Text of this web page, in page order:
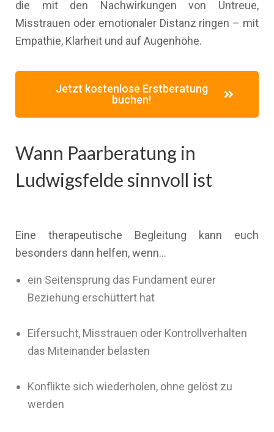
die mit den Nachwirkungen von Untreue,
Misstrauen oder emotionaler Distanz ringen – mit
Empathie, Klarheit und auf Augenhöhe.
Jetzt kostenlose Erstberatung
buchen!
Wann Paarberatung in
Ludwigsfelde sinnvoll ist
Eine therapeutische Begleitung kann euch
besonders dann helfen, wenn…
ein Seitensprung das Fundament eurer
Beziehung erschüttert hat
Eifersucht, Misstrauen oder Kontrollverhalten
das Miteinander belasten
Konflikte sich wiederholen, ohne gelöst zu
werden